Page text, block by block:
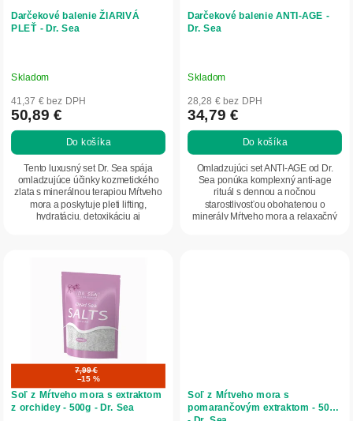
o
v
d
u
o
v
Darčekové balenie ŽIARIVÁ
PLEŤ - Dr. Sea
Skladom
41,37 € bez DPH
50,89 €
Do košíka
Tento luxusný set Dr. Sea spája
omladzujúce účinky kozmetického
zlata s minerálnou terapiou Mŕtveho
mora a poskytuje pleti lifting,
hydratáciu, detoxikáciu aj
Darčekové balenie ANTI-AGE -
Dr. Sea
Skladom
28,28 € bez DPH
34,79 €
Do košíka
Omladzujúci set ANTI-AGE od Dr.
Sea ponúka komplexný anti-age
rituál s dennou a nočnou
starostlivosťou obohatenou o
minerály Mŕtveho mora a relaxačný
7,99 €
–15 %
Soľ z Mŕtveho mora s extraktom
z orchidey - 500g - Dr. Sea
Soľ z Mŕtveho mora s
pomarančovým extraktom - 500g